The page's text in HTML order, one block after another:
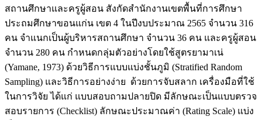
สถานศึกษาและครูผู้สอน สังกัดสำนักงานเขตพื้นที่การศึกษา
ประถมศึกษาขอนแก่น เขต 4 ในปีงบประมาณ 2565 จำนวน 316
คน จำแนกเป็นผู้บริหารสถานศึกษา จำนวน 36 คน และครูผู้สอน
จำนวน 280 คน กำหนดกลุ่มตัวอย่างโดยใช้สูตรยามาเน่
(Yamane, 1973) ด้วยวิธีการแบบแบ่งชั้นภูมิ (Stratified Random
Sampling) และวิธีการอย่างง่าย ด้วยการจับสลาก เครื่องมือที่ใช้
ในการวิจัย ได้แก่ แบบสอบถามปลายปิด มีลักษณะเป็นแบบตรวจ
สอบรายการ (Checklist) ลักษณะประมาณค่า (Rating Scale) แบ่ง